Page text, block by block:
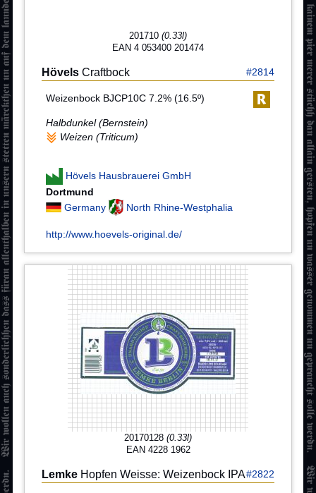
201710 (0.33l)
EAN 4 053400 201474
Hövels Craftbock #2814
Weizenbock BJCP10C 7.2% (16.5º)
Halbdunkel (Bernstein)
Weizen (Triticum)
Hövels Hausbrauerei GmbH
Dortmund
Germany
North Rhine-Westphalia
http://www.hoevels-original.de/
20170128 (0.33l)
EAN 4228 1962
Lemke Hopfen Weisse: Weizenbock IPA#2822